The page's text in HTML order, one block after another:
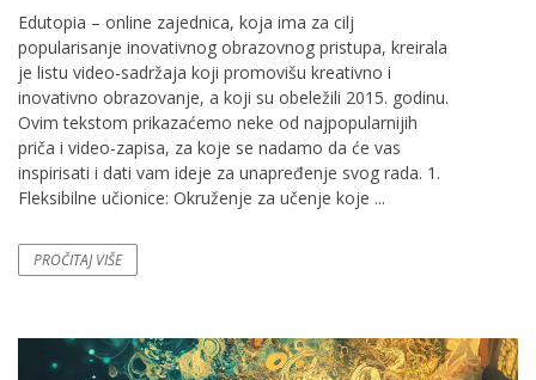
Edutopia – online zajednica, koja ima za cilj
popularisanje inovativnog obrazovnog pristupa, kreirala
je listu video-sadržaja koji promovišu kreativno i
inovativno obrazovanje, a koji su obeležili 2015. godinu.
Ovim tekstom prikazaćemo neke od najpopularnijih
priča i video-zapisa, za koje se nadamo da će vas
inspirisati i dati vam ideje za unapređenje svog rada. 1.
Fleksibilne učionice: Okruženje za učenje koje ...
PROČITAJ VIŠE